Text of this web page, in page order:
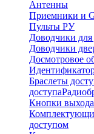
Антенны
Приемники и
Пульты РУ
Доводчики для
Доводчики
Досмотровое
Браслеты
доступа
Кнопки выхода
доступом